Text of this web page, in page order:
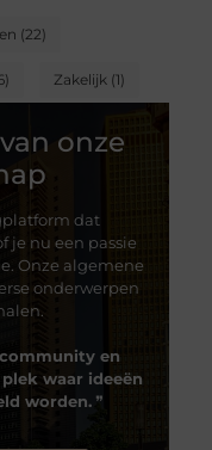
(22)
Zakelijk(1)
onze
dat
je nu een passie
Onze algemene
onderwerpen
en
waar ideeën
worden.❞